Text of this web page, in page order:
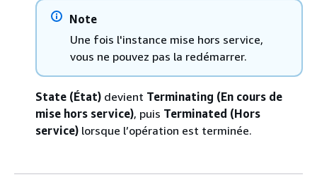
Note
Une fois l'instance mise hors service,
vous ne pouvez pas la redémarrer.
State (État) devient Terminating (En cours de
mise hors service), puis Terminated (Hors
service) lorsque l’opération est terminée.